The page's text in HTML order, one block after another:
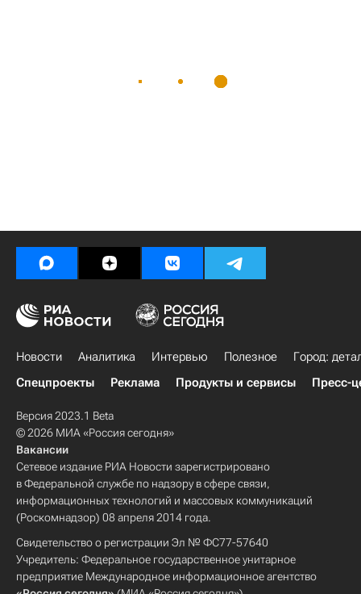
Новости Аналитика Интервью Полезное
Город:
Спецпроекты
Реклама Продукты и сервисы Пресс-
Версия 2023.1 Beta
© 2026 МИА «Россия сегодня»
Вакансии
Сетевое издание РИА Новости зарегистрировано
в Федеральной службе по надзору в сфере связи,
информационных технологий и массовых коммуникаций
(Роскомнадзор) 08 апреля 2014 года.
Свидетельство о регистрации Эл № ФС77-57640
Учредитель: Федеральное государственное унитарное
предприятие Международное информационное агентство